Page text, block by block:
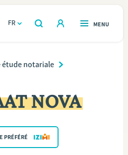
FR
OUVERT
RECHERCHER
OUVERT
MENU
UN NOTAIRE
étude notariale
NOVA
PRÉFÉRÉ